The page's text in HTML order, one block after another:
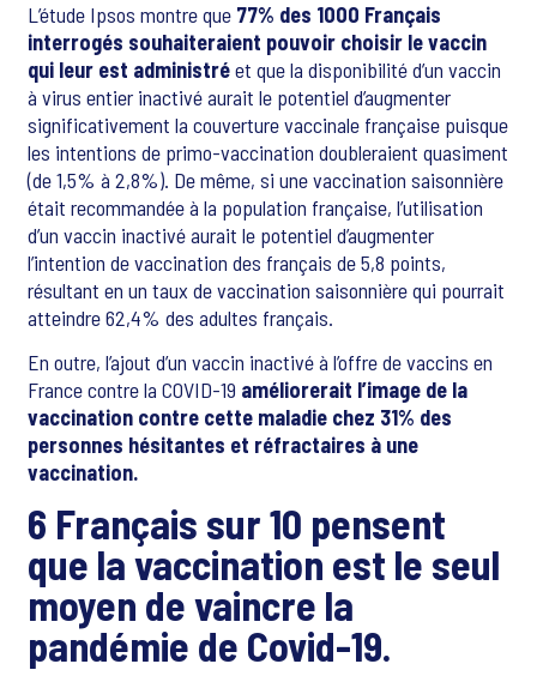
L’étude Ipsos montre que 77% des 1000 Français
interrogés souhaiteraient pouvoir choisir le vaccin
qui leur est administréet que la disponibilité d’un vaccin
à virus entier inactivé aurait le potentiel d’augmenter
significativement la couverture vaccinale française puisque
les intentions de primo-vaccination doubleraient quasiment
(de 1,5% à 2,8%). De même, si une vaccination saisonnière
était recommandée à la population française, l’utilisation
d’un vaccin inactivé aurait le potentiel d’augmenter
l’intention de vaccination des français de 5,8 points,
résultant en un taux de vaccination saisonnière qui pourrait
atteindre 62,4% des adultes français.
En outre, l’ajout d’un vaccin inactivé à l’offre de vaccins en
France contre la COVID-19 améliorerait l’image de la
vaccination contre cette maladie chez 31% des
personnes hésitantes et réfractaires à une
vaccination.
6 Français sur 10 pensent
que la vaccination est le seul
moyen de vaincre la
pandémie de Covid-19.